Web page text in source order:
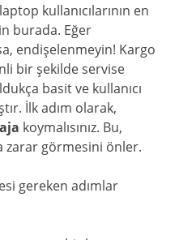
kullanıcılarının en
burada. Eğer
endişelenmeyin! Kargo
bir şekilde servise
basit ve kullanıcı
İlk adım olarak,
koymalısınız. Bu,
zarar görmesini önler.
gereken adımlar